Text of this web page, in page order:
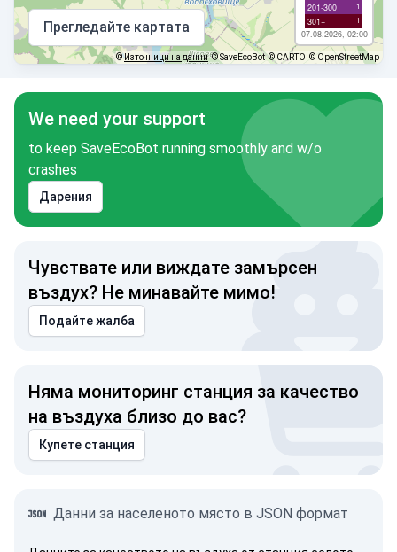
201-300 1
301+ 1
07.08.2026, 02:00
Прегледайте картата
©Източници на данни © SaveEcoBot © CARTO © OpenStreetMap
We need your support
to keep SaveEcoBot running smoothly and w/o
crashes
Дарения
Чувствате или виждате замърсен
въздух? Не минавайте мимо!
Подайте жалба
Няма мониторинг станция за качество
на въздуха близо до вас?
Купете станция
Данни за населеното място в JSON формат